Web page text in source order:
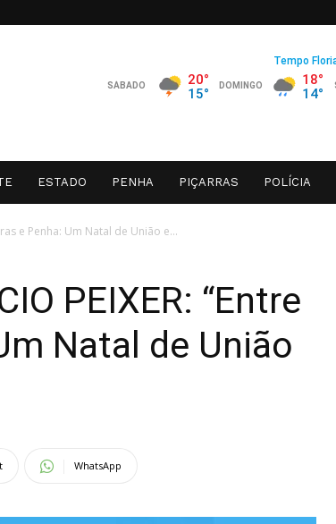
ESTADO PENHA PIÇARRAS POLÍCIA
e Penha: Um Natal de União e...
PEIXER: “Entre
Natal de União
WhatsApp